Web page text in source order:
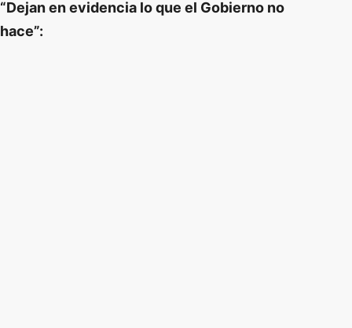
“Dejan en evidencia lo que el Gobierno no
hace”: